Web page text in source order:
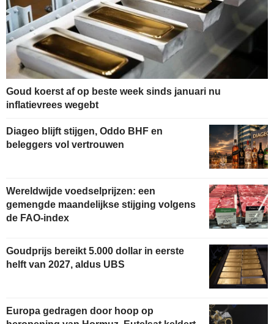
Goud koerst af op beste week sinds januari nu
inflatievrees wegebt
Diageo blijft stijgen, Oddo BHF en
beleggers vol vertrouwen
Wereldwijde voedselprijzen: een
gemengde maandelijkse stijging volgens
de FAO-index
Goudprijs bereikt 5.000 dollar in eerste
helft van 2027, aldus UBS
Europa gedragen door hoop op